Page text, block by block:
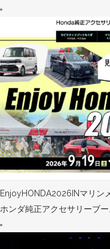
EnjoyHONDA2026INマリン
ホンダ純正アクセサリーブ